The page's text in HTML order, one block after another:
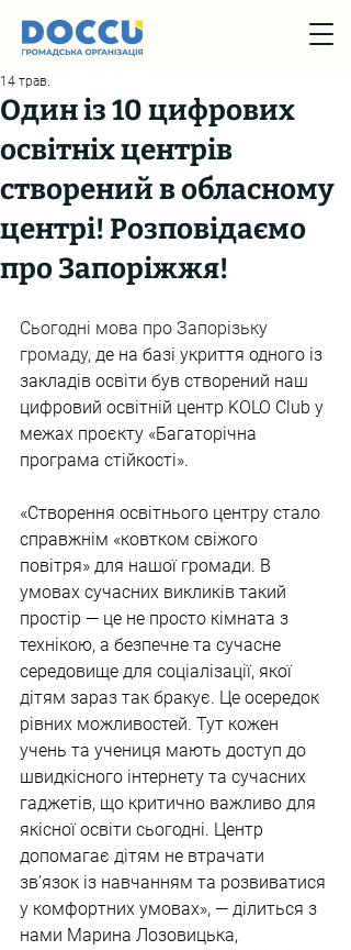
Один із 10 цифрових
освітніх центрів
створений в обласному
центрі! Розповідаємо
про Запоріжжя!
14 трав.
Сьогодні мова про Запорізьку
громаду, де на базі укриття одного із
закладів освіти був створений наш
цифровий освітній центр KOLO Club у
межах проєкту «Багаторічна
програма стійкості».
«Створення освітнього центру стало
справжнім «ковтком свіжого
повітря» для нашої громади. В
умовах сучасних викликів такий
простір — це не просто кімната з
технікою, а безпечне та сучасне
середовище для соціалізації, якої
дітям зараз так бракує. Це осередок
рівних можливостей. Тут кожен
учень та учениця мають доступ до
швидкісного інтернету та сучасних
гаджетів, що критично важливо для
якісної освіти сьогодні. Центр
допомагає дітям не втрачати
зв’язок із навчанням та розвиватися
у комфортних умовах», — ділиться з
нами Марина Лозовицька,